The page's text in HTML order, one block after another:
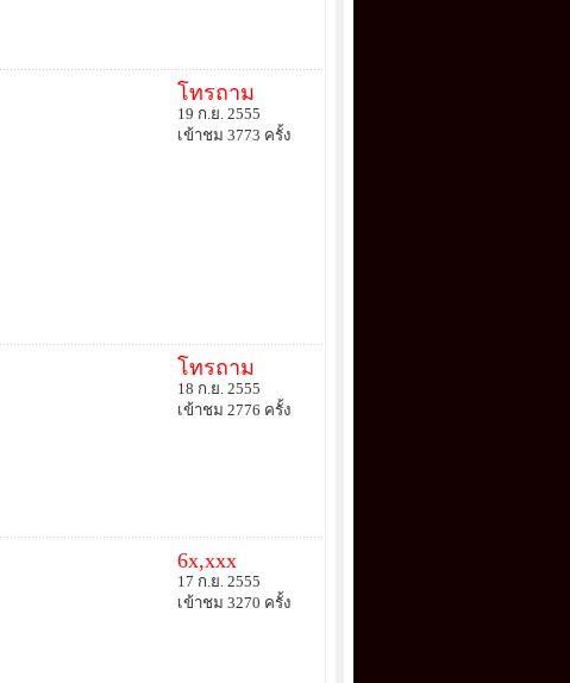
โทรถาม
19 ก.ย. 2555
เข้าชม 3773 ครั้ง
โทรถาม
18 ก.ย. 2555
เข้าชม 2776 ครั้ง
6x,xxx
17 ก.ย. 2555
เข้าชม 3270 ครั้ง